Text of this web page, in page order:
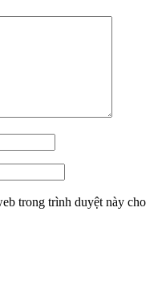
trong trình duyệt này cho